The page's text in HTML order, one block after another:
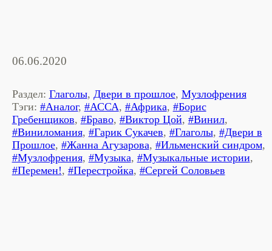
06.06.2020
Раздел: Глаголы, Двери в прошлое, Музлофрения
Тэги: #Аналог, #АССА, #Африка, #Борис
Гребенщиков, #Браво, #Виктор Цой, #Винил,
#Виниломания, #Гарик Сукачев, #Глаголы, #Двери в
Прошлое, #Жанна Агузарова, #Ильменский синдром,
#Музлофрения, #Музыка, #Музыкальные истории,
#Перемен!, #Перестройка, #Сергей Соловьев